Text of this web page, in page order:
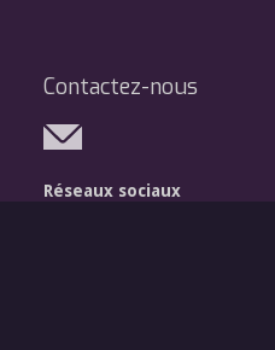
Contactez-nous
Réseaux sociaux